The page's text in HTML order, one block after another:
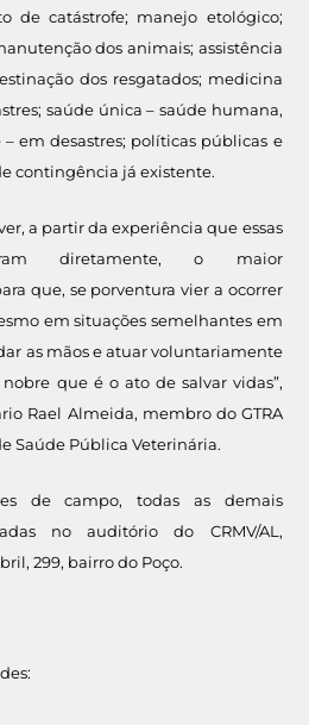
de catástrofe; manejo etológico;
dos animais; assistência
dos resgatados; medicina
saúde única – saúde humana,
em desastres; políticas públicas e
contingência já existente.
a partir da experiência que essas
diretamente, o maior
que, se porventura vier a ocorrer
em situações semelhantes em
as mãos e atuar voluntariamente
que é o ato de salvar vidas”,
Rael Almeida, membro do GTRA
Saúde Pública Veterinária.
de campo, todas as demais
no auditório do CRMV/AL,
299, bairro do Poço.